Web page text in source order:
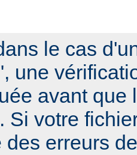
le cas
une
avant que
Si votre
des erreurs